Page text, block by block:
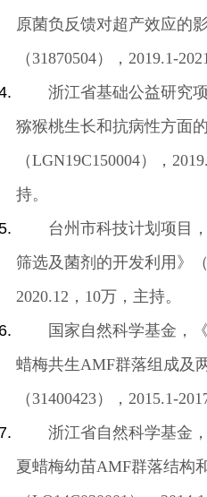
原菌负反馈对超产效应的影
（ 31870504）， 2019.1-
浙江省基础公益研究
猕猴桃生长和抗病性方面
（LGN19C150004），
持。
台州市科技计划项目
筛选及菌剂的开发利用》（
2020.12 ， 10万，主持。
国家自然科学基金，
蜡梅共生AMF群落组成及
（ 31400423）， 2015.1-
浙江省自然科学基金
夏蜡梅幼苗AMF群落结构